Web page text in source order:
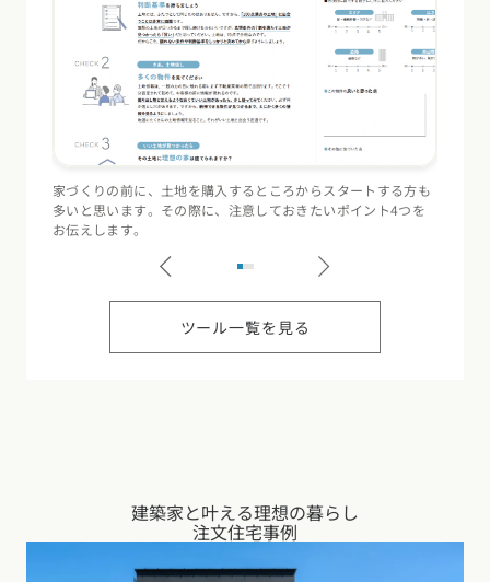
家づくりの前に、土地を購入するところからスタートする方も
多いと思います。その際に、注意しておきたいポイント4つを
お伝えします。
ツール一覧を見る
建築家と叶える理想の暮らし
注文住宅事例